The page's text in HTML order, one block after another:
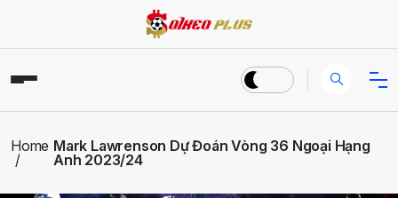
Home Mark Lawrenson Dự Đoán Vòng 36 Ngoại Hạng
Anh 2023/24